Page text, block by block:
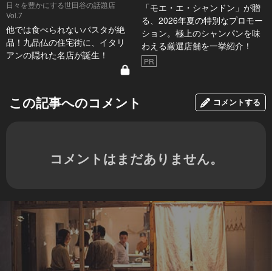
日々を豊かにする世田谷の話題店
Vol.7
他では食べられないパスタが絶
品！九品仏の住宅街に、イタリ
アンの隠れた名店が誕生！
「モエ・エ・シャンドン」が贈
る、2026年夏の特別なプロモー
ション。極上のシャンパンを味
わえる厳選店舗を一挙紹介！
PR
この記事へのコメント コメントする
コメントはまだありません。